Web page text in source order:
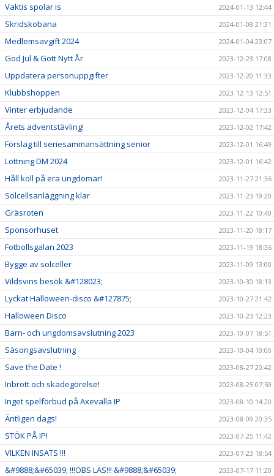
Vaktis spolar is 2024-01-13 12:44
Skridskobana 2024-01-08 21:31
Medlemsavgift 2024 2024-01-04 23:07
God Jul & Gott Nytt År 2023-12-23 17:08
Uppdatera personuppgifter 2023-12-20 11:33
Klubbshoppen 2023-12-13 12:51
Vinter erbjudande 2023-12-04 17:33
Årets adventstävling! 2023-12-02 17:42
Förslag till seriesammansättning senior 2023-12-01 16:49
Lottning DM 2024 2023-12-01 16:42
Håll koll på era ungdomar! 2023-11-27 21:36
Solcellsanläggning klar 2023-11-23 19:20
Gräsroten 2023-11-22 10:40
Sponsorhuset 2023-11-20 18:17
Fotbollsgalan 2023 2023-11-19 18:36
Bygge av solceller 2023-11-09 13:00
Vildsvins besök &#128023; 2023-10-30 18:13
Lyckat Halloween-disco &#127875; 2023-10-27 21:42
Halloween Disco 2023-10-23 12:23
Barn- och ungdomsavslutning 2023 2023-10-07 18:51
Säsongsavslutning 2023-10-04 10:00
Save the Date ! 2023-08-27 20:42
Inbrott och skadegörelse! 2023-08-25 07:59
Inget spelförbud på Axevalla IP 2023-08-10 14:20
Äntligen dags! 2023-08-09 20:35
STÖK PÅ IP! 2023-07-25 11:42
VILKEN INSATS !!! 2023-07-23 18:54
&#9888;&#65039; !!!OBS LÄS!!! &#9888;&#65039; 2023-07-17 11:20